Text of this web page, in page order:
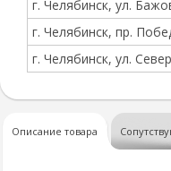
г. Челябинск, ул.
г. Челябинск, пр.
г. Челябинск, ул.
Описание товара